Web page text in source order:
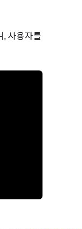
, 사용자를